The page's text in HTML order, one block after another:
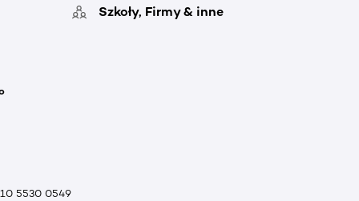
Szkoły, Firmy & inne
5530 0549